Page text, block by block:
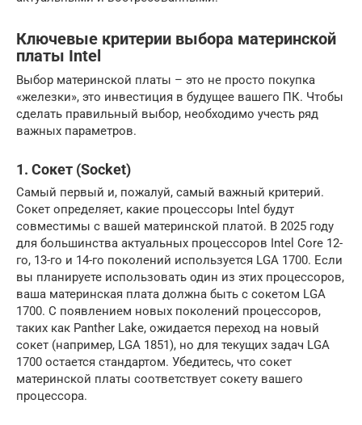
Ключевые критерии выбора материнской
платы Intel
Выбор материнской платы – это не просто покупка
«железки», это инвестиция в будущее вашего ПК. Чтобы
сделать правильный выбор, необходимо учесть ряд
важных параметров.
1. Сокет (Socket)
Самый первый и, пожалуй, самый важный критерий.
Сокет определяет, какие процессоры Intel будут
совместимы с вашей материнской платой. В 2025 году
для большинства актуальных процессоров Intel Core 12-
го, 13-го и 14-го поколений используется LGA 1700. Если
вы планируете использовать один из этих процессоров,
ваша материнская плата должна быть с сокетом LGA
1700. С появлением новых поколений процессоров,
таких как Panther Lake, ожидается переход на новый
сокет (например, LGA 1851), но для текущих задач LGA
1700 остается стандартом. Убедитесь, что сокет
материнской платы соответствует сокету вашего
процессора.